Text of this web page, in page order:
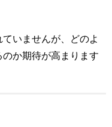
いませんが、どのよ
か期待が高まります